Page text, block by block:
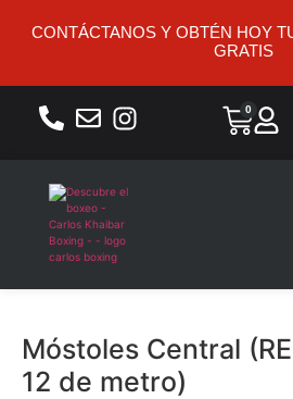
CONTÁCTANOS Y OBTÉN HOY
GRATIS
0
Móstoles Central
12 de metro)